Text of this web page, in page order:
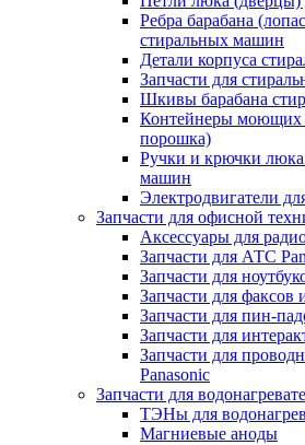
Ребра барабана
стиральных машин
Детали корпуса
Запчасти для
Шкивы барабана
Контейнеры моющих
порошка)
Ручки и крючки люка
машин
Электродвигатели
Запчасти для офисной
Аксессуары для
Запчасти для АТС
Запчасти для
Запчасти для
Запчасти для пин-
Запчасти для
Запчасти для
Panasonic
Запчасти для
ТЭНы для
Магниевые аноды